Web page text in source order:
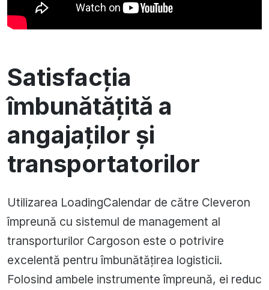
Satisfacția
îmbunătățită a
angajaților și
transportatorilor
Utilizarea LoadingCalendar de către Cleveron
împreună cu sistemul de management al
transporturilor Cargoson este o potrivire
excelentă pentru îmbunătățirea logisticii.
Folosind ambele instrumente împreună, ei reduc